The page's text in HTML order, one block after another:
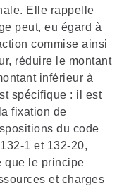
Elle rappelle
peut, eu égard à
commise ainsi
réduire le montant
inférieur à
spécifique : il est
fixation de
du code
1 et 132-20,
que le principe
et charges